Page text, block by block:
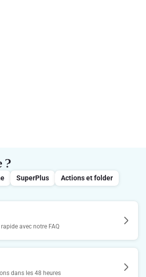
?
SuperPlus
Actions et folder
avec notre FAQ
dans les 48 heures